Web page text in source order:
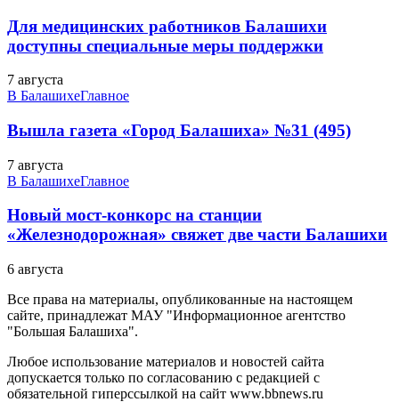
Для медицинских работников Балашихи
доступны специальные меры поддержки
7 августа
В БалашихеГлавное
Вышла газета «Город Балашиха» №31 (495)
7 августа
В БалашихеГлавное
Новый мост-конкорс на станции
«Железнодорожная» свяжет две части Балашихи
6 августа
Все права на материалы, опубликованные на настоящем
сайте, принадлежат МАУ "Информационное агентство
"Большая Балашиха".
Любое использование материалов и новостей сайта
допускается только по согласованию с редакцией с
обязательной гиперссылкой на сайт www.bbnews.ru